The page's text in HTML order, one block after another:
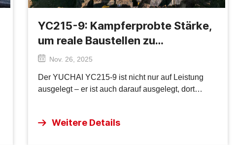
YC215-9: Kampferprobte Stärke,
um reale Baustellen zu
dominieren!
Nov. 26, 2025
Der YUCHAI YC215-9 ist nicht nur auf Leistung
ausgelegt – er ist auch darauf ausgelegt, dort
Bewältigung der härtesten Baustellenumgebungen
Weitere Details